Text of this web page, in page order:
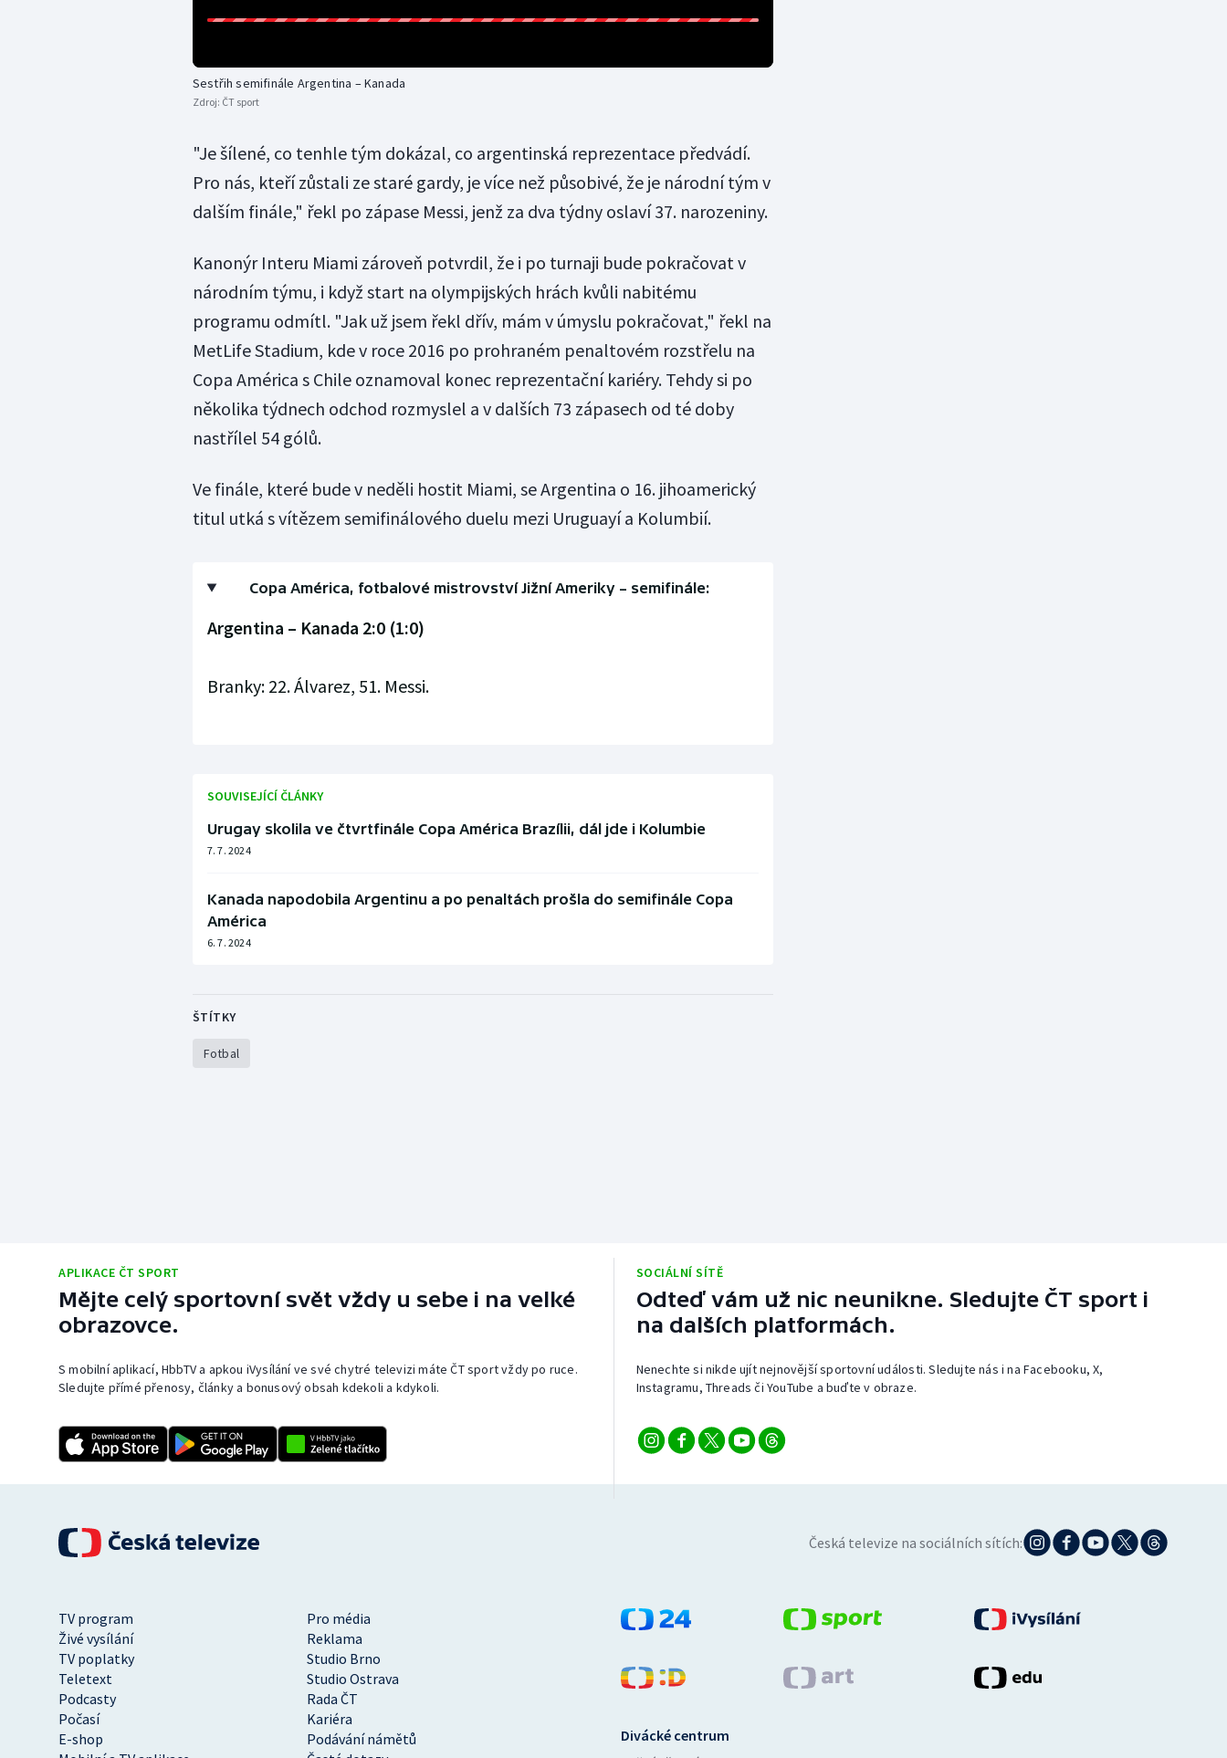
Sestřih semifinále Argentina – Kanada
Zdroj: ČT sport
"Je šílené, co tenhle tým dokázal, co argentinská reprezentace předvádí.
Pro nás, kteří zůstali ze staré gardy, je více než působivé, že je národní tým v
dalším finále," řekl po zápase Messi, jenž za dva týdny oslaví 37. narozeniny.
Kanonýr Interu Miami zároveň potvrdil, že i po turnaji bude pokračovat v
národním týmu, i když start na olympijských hrách kvůli nabitému
programu odmítl. "Jak už jsem řekl dřív, mám v úmyslu pokračovat," řekl na
MetLife Stadium, kde v roce 2016 po prohraném penaltovém rozstřelu na
Copa América s Chile oznamoval konec reprezentační kariéry. Tehdy si po
několika týdnech odchod rozmyslel a v dalších 73 zápasech od té doby
nastřílel 54 gólů.
Ve finále, které bude v neděli hostit Miami, se Argentina o 16. jihoamerický
titul utká s vítězem semifinálového duelu mezi Uruguayí a Kolumbií.
Copa América, fotbalové mistrovství Jižní Ameriky – semifinále:
Argentina – Kanada 2:0 (1:0)
Branky: 22. Álvarez, 51. Messi.
SOUVISEJÍCÍ ČLÁNKY
Urugay skolila ve čtvrtfinále Copa América Brazílii, dál jde i Kolumbie
7. 7. 2024
Kanada napodobila Argentinu a po penaltách prošla do semifinále Copa
América
6. 7. 2024
ŠTÍTKY
Fotbal
APLIKACE ČT SPORT
Mějte celý sportovní svět vždy u sebe i na velké
obrazovce.
S mobilní aplikací, HbbTV a apkou iVysílání ve své chytré televizi máte ČT sport vždy po ruce.
Sledujte přímé přenosy, články a bonusový obsah kdekoli a kdykoli.
SOCIÁLNÍ SÍTĚ
Odteď vám už nic neunikne. Sledujte ČT sport i
na dalších platformách.
Nenechte si nikde ujít nejnovější sportovní události. Sledujte nás i na Facebooku, X,
Instagramu, Threads či YouTube a buďte v obraze.
Česká televize na sociálních sítích:
TV program
Pro média
Živé vysílání
Reklama
TV poplatky
Studio Brno
Teletext
Studio Ostrava
Podcasty
Rada ČT
Počasí
Kariéra
E-shop
Podávání námětů
Divácké centrum